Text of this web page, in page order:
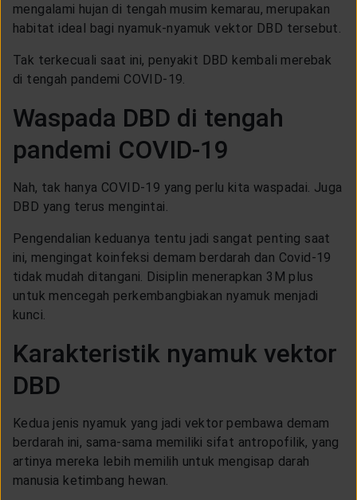
mengalami hujan di tengah musim kemarau, merupakan
habitat ideal bagi nyamuk-nyamuk vektor DBD tersebut.
Tak terkecuali saat ini, penyakit DBD kembali merebak
di tengah pandemi COVID-19.
Waspada DBD di tengah
pandemi COVID-19
Nah, tak hanya COVID-19 yang perlu kita waspadai. Juga
DBD yang terus mengintai.
Pengendalian keduanya tentu jadi sangat penting saat
ini, mengingat koinfeksi demam berdarah dan Covid-19
tidak mudah ditangani. Disiplin menerapkan 3M plus
untuk mencegah perkembangbiakan nyamuk menjadi
kunci.
Karakteristik nyamuk vektor
DBD
Kedua jenis nyamuk yang jadi vektor pembawa demam
berdarah ini, sama-sama memiliki sifat antropofilik, yang
artinya mereka lebih memilih untuk mengisap darah
manusia ketimbang hewan.